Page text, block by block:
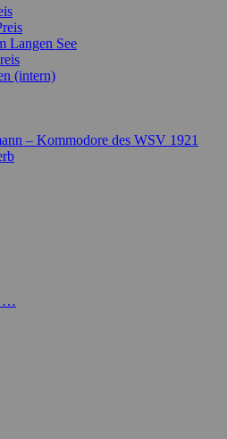
Langen See
(intern)
– Kommodore des WSV 1921
…